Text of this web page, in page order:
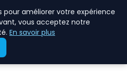
pour améliorer votre expérience
vous acceptez notre
En savoir plus